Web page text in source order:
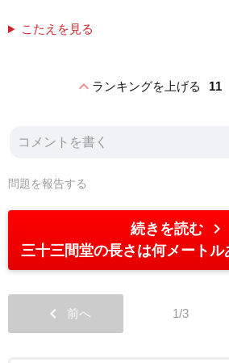
こたえを見る
expand_lessランキングを上げる 11
問題を報告する
続きを読む chevron_right
三十三間堂の長さは何メートル
chevron_left 前へ 1/3